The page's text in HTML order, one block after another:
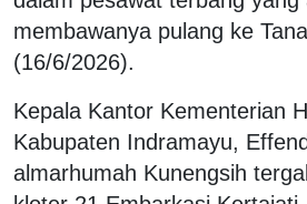
membawanya pulang ke
(16/6/2026).
Kepala Kantor Kementerian
Kabupaten Indramayu,
almarhumah Kunengsih